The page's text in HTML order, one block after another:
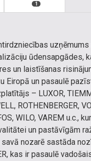
1
uzņēmums
ūdensapgādes,
un laistīšanas
Eiropā un pasaulē
– LUXOR,
ROTHENBERGER,
WILO, VAREM u.c.,
un pastāvīgām
savā nozarē sastāda
kas ir pasaulē